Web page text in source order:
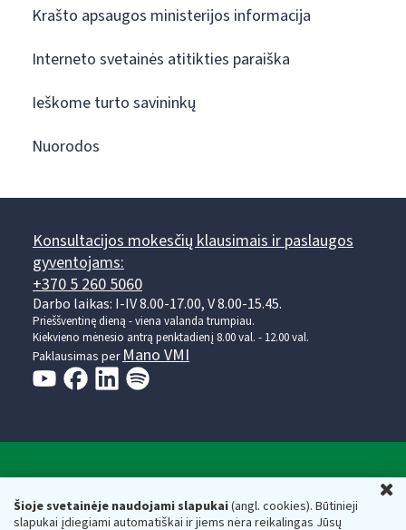
Šioje svetainėje naudojami slapukai(angl. cookies). Būtinieji
slapukai įdiegiami automatiškai ir jiems nėra reikalingas Jūsų
Krašto apsaugos ministerijos informacija
Interneto svetainės atitikties paraiška
Ieškome turto savininkų
Nuorodos
Konsultacijos mokesčių klausimais ir paslaugos
gyventojams:
+370 5 260 5060
Darbo laikas: I-IV 8.00-17.00, V 8.00-15.45.
Prieššventinę dieną - viena valanda trumpiau.
Kiekvieno mėnesio antrą penktadienį 8.00 val. - 12.00 val.
Paklausimas per Mano VMI
Respublikos finansų ministerijos